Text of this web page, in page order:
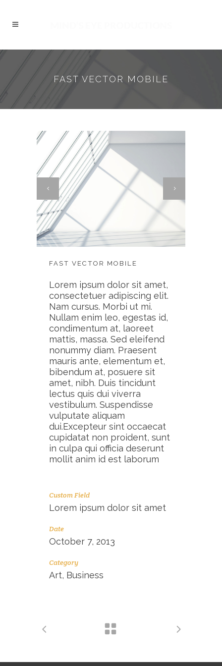
FAST VECTOR MOBILE
FAST VECTOR MOBILE
Lorem ipsum dolor sit amet,
consectetuer adipiscing elit.
Nam cursus. Morbi ut mi.
Nullam enim leo, egestas id,
condimentum at, laoreet
mattis, massa. Sed eleifend
nonummy diam. Praesent
mauris ante, elementum et,
bibendum at, posuere sit
amet, nibh. Duis tincidunt
lectus quis dui viverra
vestibulum. Suspendisse
vulputate aliquam
dui.Excepteur sint occaecat
cupidatat non proident, sunt
in culpa qui officia deserunt
mollit anim id est laborum
Custom Field
Lorem ipsum dolor sit amet
Date
October 7, 2013
Category
Art, Business